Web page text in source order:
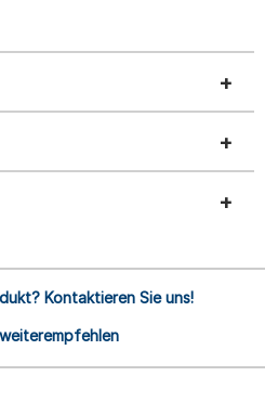
Kontaktieren Sie uns!